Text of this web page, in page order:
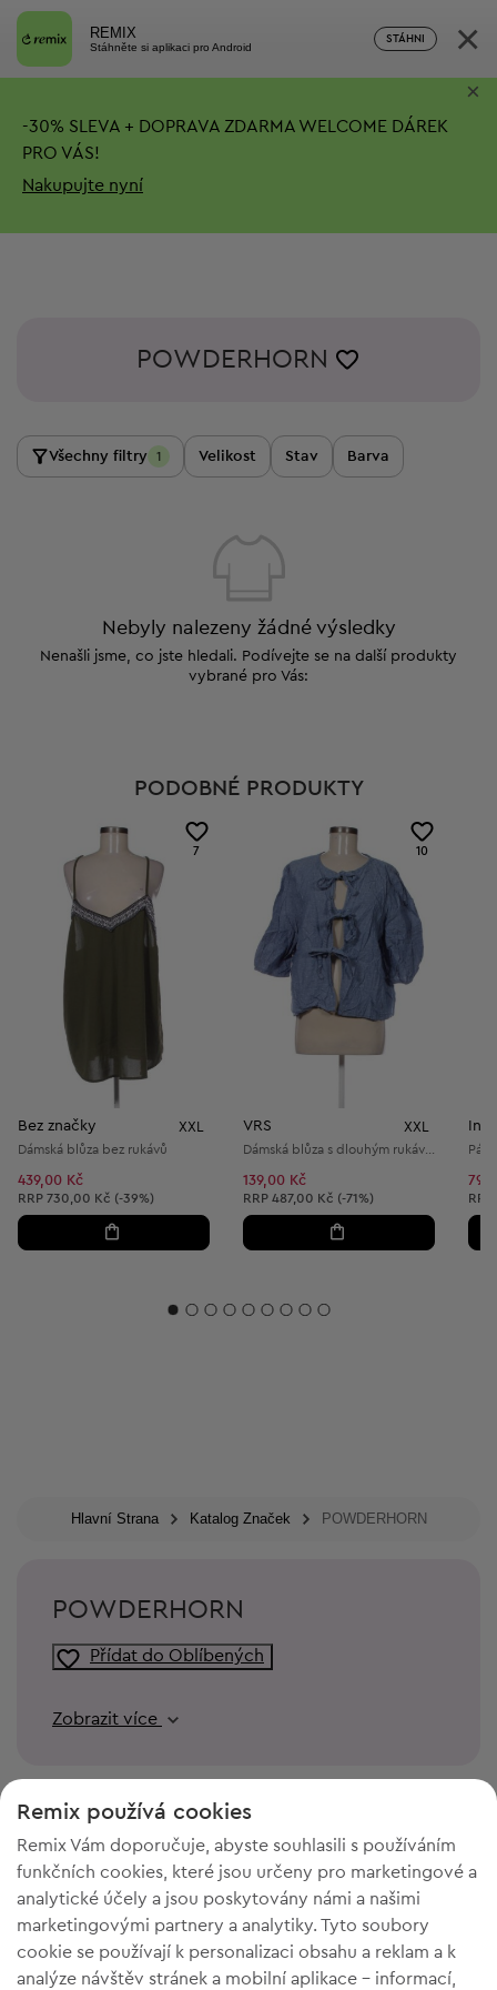
REMIX
Stáhněte si aplikaci pro Android
STÁHNI ×
-30% SLEVA + DOPRAVA ZDARMA WELCOME DÁREK
PRO VÁS!
Nakupujte nyní
×
POWDERHORN
Všechny filtry 1 Velikost Stav Barva
Nebyly nalezeny žádné výsledky
Nenašli jsme, co jste hledali. Podívejte se na další produkty
vybrané pro Vás:
PODOBNÉ PRODUKTY
7
Bez značky XXL
Dámská blůza bez rukávů
439,00 Kč
Doporučená cena:
RRP 730,00 Kč (-39%)
10
VRS XXL
139,00 Kč
Doporučená cena:
RRP 487,00 Kč (-71%) RRP
Hlavní Strana Katalog Značek POWDERHORN
POWDERHORN
Přídat do Oblíbených
Zobrazit více
Remix používá cookies
Remix Vám doporučuje, abyste souhlasili s používáním
funkčních cookies, které jsou určeny pro marketingové a
analytické účely a jsou poskytovány námi a našimi
marketingovými partnery a analytiky. Tyto soubory
cookie se používají k personalizaci obsahu a reklam a k
analýze návštěv stránek a mobilní aplikace - informací,